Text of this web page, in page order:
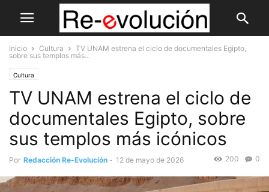
Inicio Cultura
TV UNAM estrena el ciclo de documentales Egipto,
sobre sus templos más...
Cultura
TV UNAM estrena el ciclo de
documentales Egipto, sobre
sus templos más icónicos
Por Redacción Re-Evolución - 12 de mayo de 2026 0
200